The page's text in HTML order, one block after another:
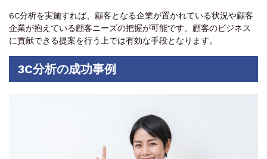
6C分析を実施すれば、顧客となる企業が置かれている状況や顧客
企業が抱えている顧客ニーズの把握が可能です。顧客のビジネス
に貢献できる提案を行う上では有効な手段となります。
3C分析の成功事例